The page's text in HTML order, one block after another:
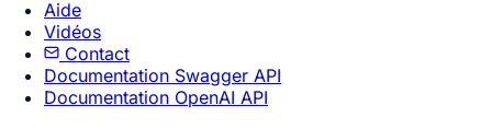
Aide
Vidéos
Contact
Documentation Swagger API
Documentation OpenAI API